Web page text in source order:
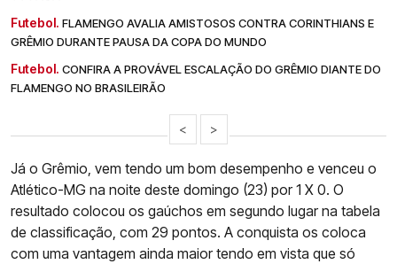
Futebol. FLAMENGO AVALIA AMISTOSOS CONTRA CORINTHIANS E
GRÊMIO DURANTE PAUSA DA COPA DO MUNDO
Futebol. CONFIRA A PROVÁVEL ESCALAÇÃO DO GRÊMIO DIANTE DO
FLAMENGO NO BRASILEIRÃO
< >
Já o Grêmio, vem tendo um bom desempenho e venceu o
Atlético-MG na noite deste domingo (23) por 1 X 0. O
resultado colocou os gaúchos em segundo lugar na tabela
de classificação, com 29 pontos. A conquista os coloca
com uma vantagem ainda maior tendo em vista que só